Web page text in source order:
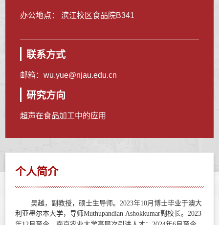
办公地点： 滨江校区食品院B341
联系方式
邮箱：wu.yue@njau.edu.cn
研究方向
超声在食品加工中的应用
个人简介
吴越，副教授，硕士生导师。 2023年10月博士毕业于澳大
利亚墨尔本大学，导师Muthupandian Ashokkumar副校长。 2023